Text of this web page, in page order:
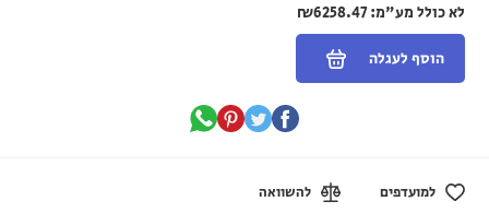
לא כולל מע"מ:₪6258.47
הוסף לעגלה
למועדפים להשוואה